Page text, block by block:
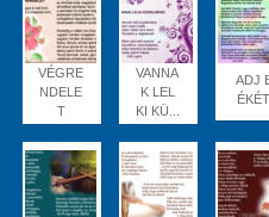
VÉGRE
NDELE
T
VANNA
K LEL
KI KÜ...
ADJ
ÉKÉT